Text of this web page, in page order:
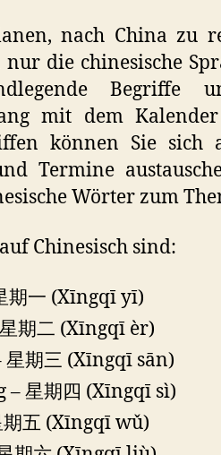
nach China zu
die chinesische
Begriffe
mit dem
können Sie sich
Termine
Wörter zum
Chinesisch sind:
期一 (Xīngqī yī)
期二 (Xīngqī èr)
期三 (Xīngqī sān)
– 星期四 (Xīngqī sì)
五 (Xīngqī wǔ)